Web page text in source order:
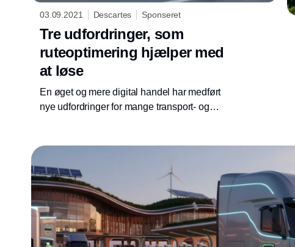
03.09.2021 Descartes Sponseret
Tre udfordringer, som
ruteoptimering hjælper med
at løse
En øget og mere digital handel har medført
nye udfordringer for mange transport- og
for stramme tidsvinduer. Dertil stilles der også
i dag betydeligt større krav til, at leverancen
sker med et så lille klimaaftryk som muligt. For
at kunne imødekomme kundernes stadigt
større krav skal virksomhederne derfor
gennemgå deres leverancer og optimere dem